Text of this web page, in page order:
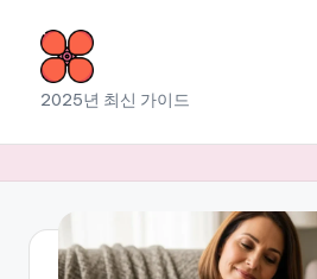
content
소
라
출
장
마
2025년 최신 가이드